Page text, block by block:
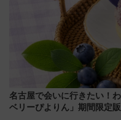
名古屋で会いに行きたい！
ベリーぴよりん」期間限定